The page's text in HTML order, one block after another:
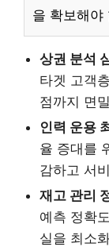
을 확보해야
상권 분석
타겟 고객
점까지 면
인력 운용
율 증대를
감하고 서
재고 관리
예측 정확
실을 최소